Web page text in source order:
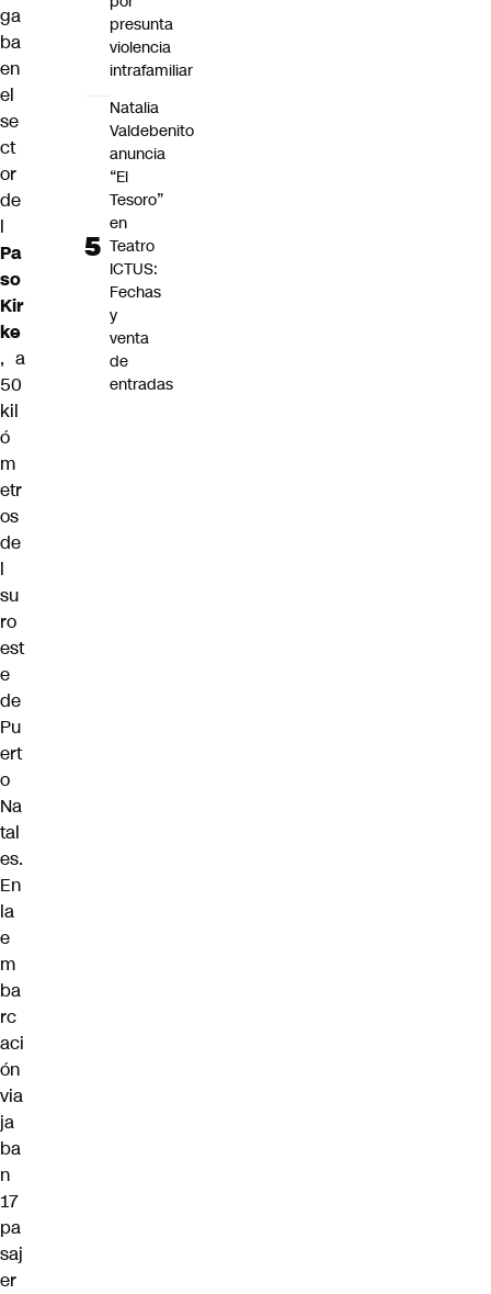
ga
ba
en
el
se
ct
or
de
l
Pa
so
Kir
ke
, a
50
kil
ó
m
etr
os
de
l
su
ro
est
e
de
Pu
ert
o
Na
tal
es.
En
la
e
m
ba
rc
aci
ón
via
ja
ba
n
17
pa
saj
er
presunta
violencia
intrafamiliar
Natalia
Valdebenito
anuncia
“El
Tesoro”
en
Teatro
ICTUS:
Fechas
y
venta
de
entradas